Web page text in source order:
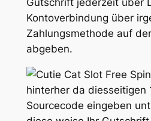
Kontoverbindung über
Zahlungsmethode auf
abgeben.
hinterher da diesseitigen
Sourcecode eingeben